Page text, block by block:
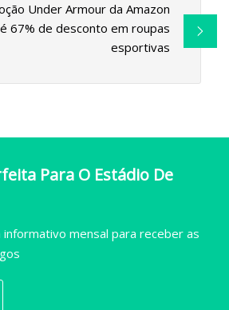
Under Armour da Amazon
67% de desconto em roupas
esportivas
Para O Estádio De
mensal para receber as